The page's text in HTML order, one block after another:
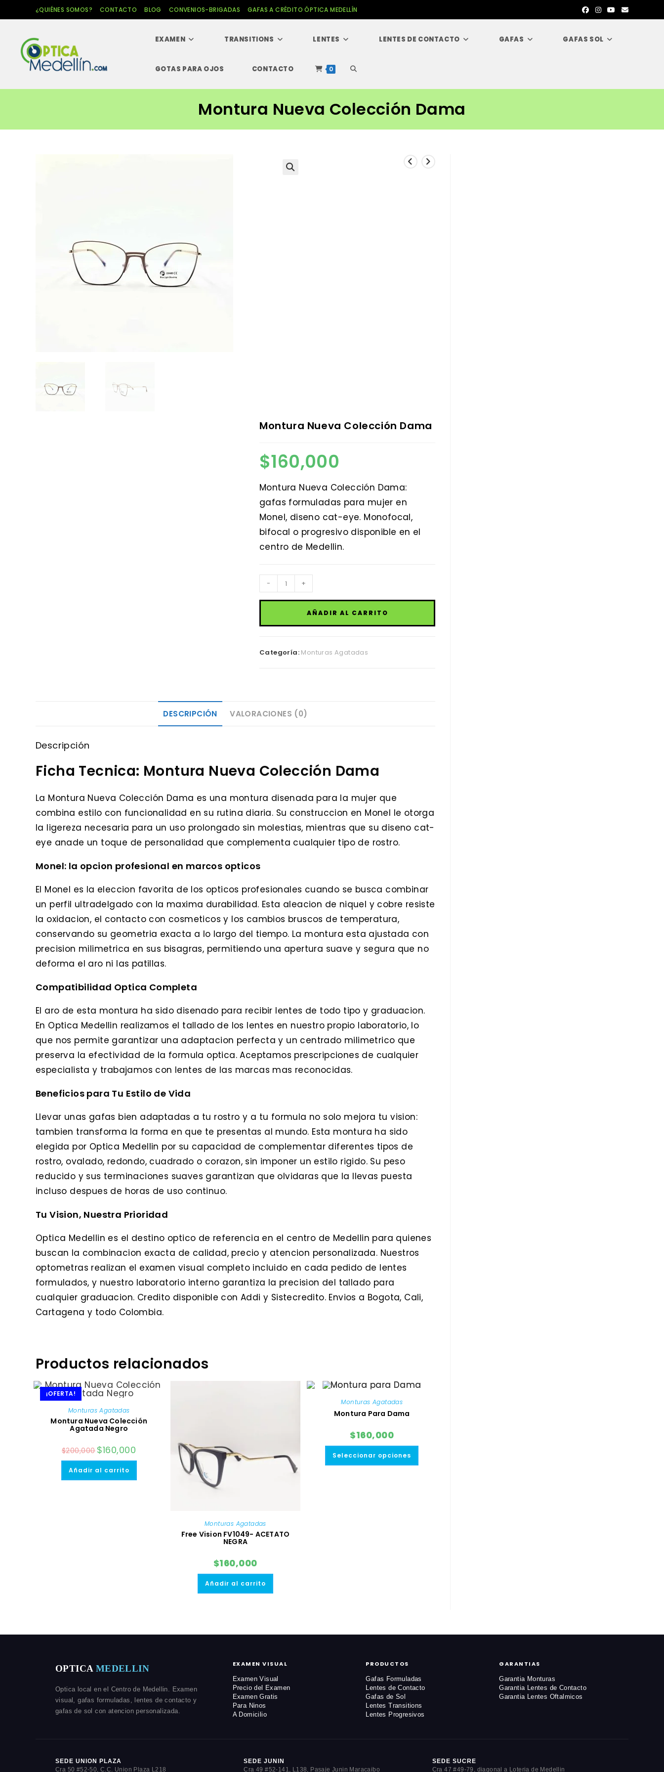
al
¿QUIÉNES SOMOS? CONTACTO BLOG CONVENIOS-BRIGADAS GAFAS A CRÉDITO ÓPTICA MEDELLÍN
EXAMEN TRANSITIONS LENTES LENTES DE CONTACTO GAFAS GAFAS SOL
GOTAS PARA OJOS CONTACTO 0 Alternar
de
Montura Nueva Colección Dama
Montura Nueva Colección Dama
$160,000
Montura Nueva Colección Dama:
gafas formuladas para mujer en
Monel, diseno cat-eye. Monofocal,
bifocal o progresivo disponible en el
centro de Medellin.
Montura
Nueva
cantidad
- +
AÑADIR AL CARRITO
Categoría: Monturas Agatadas
DESCRIPCIÓN VALORACIONES (0)
Descripción
Ficha Tecnica: Montura Nueva Colección Dama
La Montura Nueva Colección Dama es una montura disenada para la mujer que
combina estilo con funcionalidad en su rutina diaria. Su construccion en Monel le otorga
la ligereza necesaria para un uso prolongado sin molestias, mientras que su diseno cat-
eye anade un toque de personalidad que complementa cualquier tipo de rostro.
Monel: la opcion profesional en marcos opticos
El Monel es la eleccion favorita de los opticos profesionales cuando se busca combinar
un perfil ultradelgado con la maxima durabilidad. Esta aleacion de niquel y cobre resiste
la oxidacion, el contacto con cosmeticos y los cambios bruscos de temperatura,
conservando su geometria exacta a lo largo del tiempo. La montura esta ajustada con
precision milimetrica en sus bisagras, permitiendo una apertura suave y segura que no
deforma el aro ni las patillas.
Compatibilidad Optica Completa
El aro de esta montura ha sido disenado para recibir lentes de todo tipo y graduacion.
En Optica Medellin realizamos el tallado de los lentes en nuestro propio laboratorio, lo
que nos permite garantizar una adaptacion perfecta y un centrado milimetrico que
preserva la efectividad de la formula optica. Aceptamos prescripciones de cualquier
especialista y trabajamos con lentes de las marcas mas reconocidas.
Beneficios para Tu Estilo de Vida
Llevar unas gafas bien adaptadas a tu rostro y a tu formula no solo mejora tu vision:
tambien transforma la forma en que te presentas al mundo. Esta montura ha sido
elegida por Optica Medellin por su capacidad de complementar diferentes tipos de
rostro, ovalado, redondo, cuadrado o corazon, sin imponer un estilo rigido. Su peso
reducido y sus terminaciones suaves garantizan que olvidaras que la llevas puesta
incluso despues de horas de uso continuo.
Tu Vision, Nuestra Prioridad
Optica Medellin es el destino optico de referencia en el centro de Medellin para quienes
buscan la combinacion exacta de calidad, precio y atencion personalizada. Nuestros
optometras realizan el examen visual completo incluido en cada pedido de lentes
formulados, y nuestro laboratorio interno garantiza la precision del tallado para
cualquier graduacion. Credito disponible con Addi y Sistecredito. Envios a Bogota, Cali,
Cartagena y todo Colombia.
Productos relacionados
¡OFERTA!
Monturas Agatadas
Montura Nueva Colección
Agatada Negro
$200,000 El
precio
original
era:
$160,000
actual
Añadir al carrito
Monturas Agatadas
Free Vision FV1049- ACETATO
NEGRA
$160,000
Añadir al carrito
Monturas Agatadas
Montura Para Dama
$160,000
Seleccionar opciones
Este
OPTICA MEDELLIN
Optica local en el Centro de Medellin. Examen
visual, gafas formuladas, lentes de contacto y
gafas de sol con atencion personalizada.
EXAMEN VISUAL
Examen Visual
Precio del Examen
Examen Gratis
Para Ninos
A Domicilio
PRODUCTOS
Gafas Formuladas
Lentes de Contacto
Gafas de Sol
Lentes Transitions
Lentes Progresivos
GARANTIAS
Garantia Monturas
Garantia Lentes de Contacto
Garantia Lentes Oftalmicos
SEDE UNION PLAZA
Cra 50 #52-50, C.C. Union Plaza L218
SEDE JUNIN
Cra 49 #52-141, L138, Pasaje Junin Maracaibo
SEDE SUCRE
Cra 47 #49-79, diagonal a Loteria de Medellin